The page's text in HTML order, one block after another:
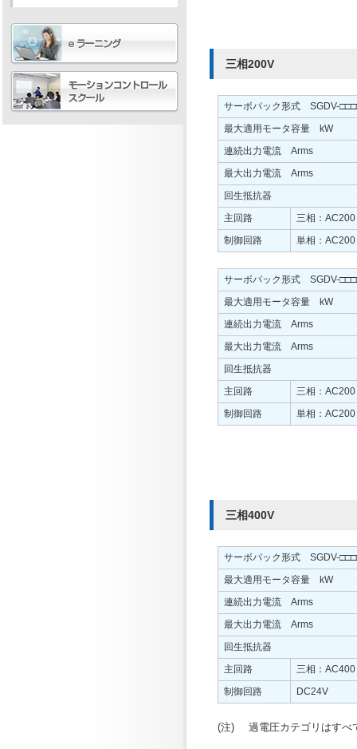
三相200V
サーボパック形式 SGDV-
最大適用モータ容量 kW
連続出力電流 Arms
最大出力電流 Arms
回生抵抗器
主回路
三相：AC200
制御回路
単相：AC200
サーボパック形式 SGDV-
最大適用モータ容量 kW
連続出力電流 Arms
最大出力電流 Arms
回生抵抗器
主回路
三相：AC200
制御回路
単相：AC200
三相400V
サーボパック形式 SGDV-
最大適用モータ容量 kW
連続出力電流 Arms
最大出力電流 Arms
回生抵抗器
主回路
三相：AC400
制御回路
DC24V
(注) 過電圧カテゴリはすべ